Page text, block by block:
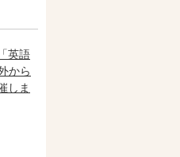
英語
から
しま